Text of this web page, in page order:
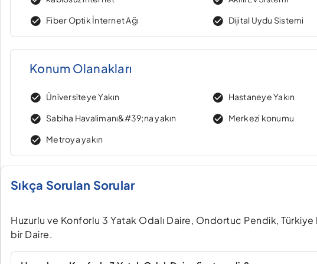
Fiber Optik İnternet Ağı
Dijital Uydu Sistemi
Konum Olanakları
Üniversiteye Yakın Hastaneye Yakın
Sabiha Havalimanı&#39;na yakın
Merkezi konumu
Metroya yakın
Sıkça Sorulan Sorular
Huzurlu ve Konforlu 3 Yatak Odalı Daire, Ondortuc Pendik,
bir Daire.